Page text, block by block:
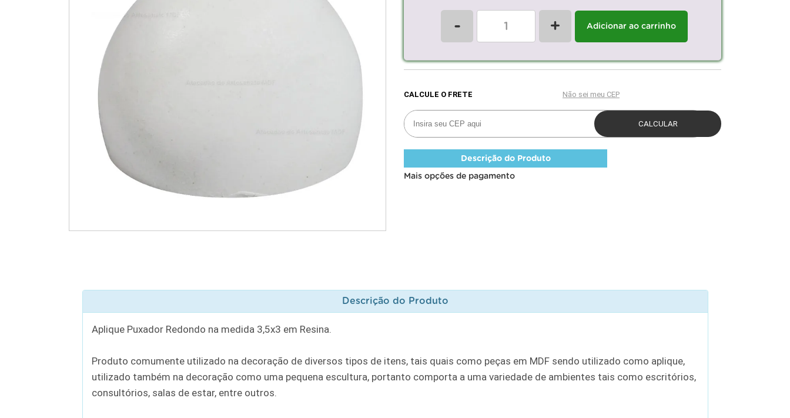
- + Adicionar ao carrinho
Descrição do Produto
Mais opções de pagamento
Descrição do Produto
Aplique Puxador Redondo na medida 3,5x3 em Resina.
Produto comumente utilizado na decoração de diversos tipos de itens, tais quais como peças em MDF sendo utilizado como aplique,
utilizado também na decoração como uma pequena escultura, portanto comporta a uma variedade de ambientes tais como escritórios,
consultórios, salas de estar, entre outros.